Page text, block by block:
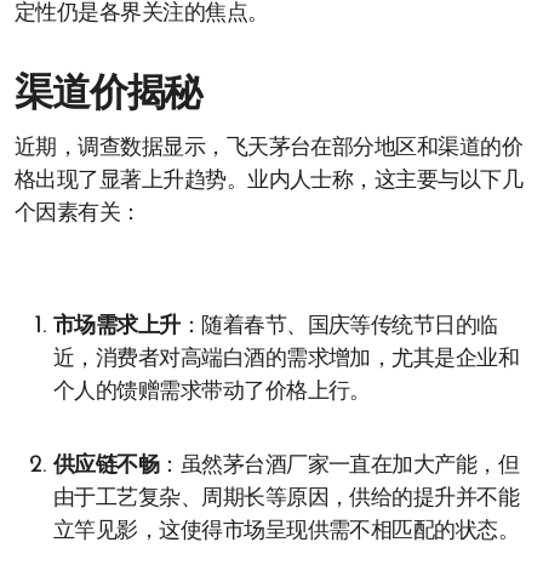
定性仍是各界关注的焦点。
渠道价揭秘
近期，调查数据显示，飞天茅台在部分地区和渠道的价
格出现了显著上升趋势。业内人士称，这主要与以下几
个因素有关：
市场需求上升：随着春节、国庆等传统节日的临
近，消费者对高端白酒的需求增加，尤其是企业和
个人的馈赠需求带动了价格上行。
供应链不畅：虽然茅台酒厂家一直在加大产能，但
由于工艺复杂、周期长等原因，供给的提升并不能
立竿见影，这使得市场呈现供需不相匹配的状态。